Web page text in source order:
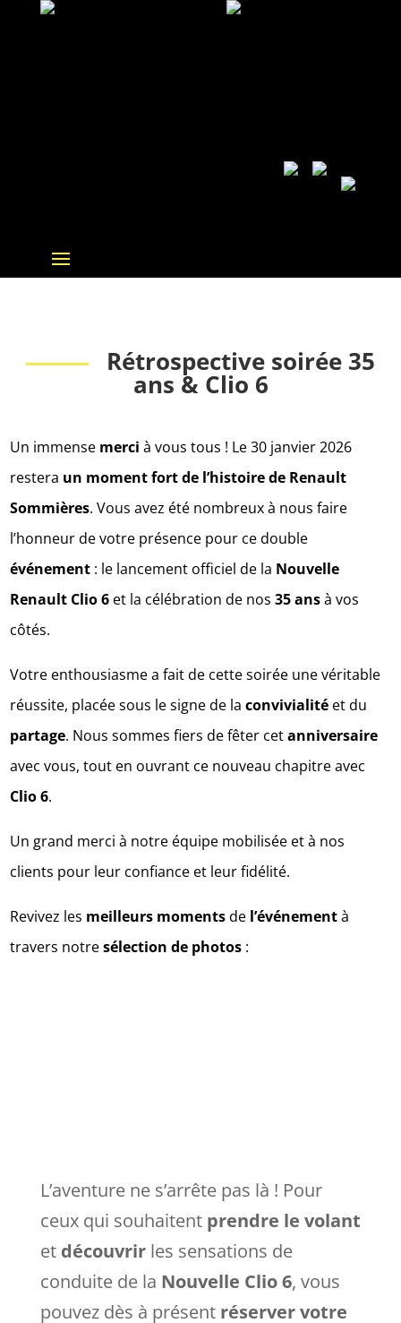
Rétrospective soirée 35
ans & Clio 6
Un immense merci à vous tous ! Le 30 janvier 2026
restera un moment fort de l’histoire de Renault
Sommières. Vous avez été nombreux à nous faire
l’honneur de votre présence pour ce double
événement : le lancement officiel de la Nouvelle
Renault Clio 6 et la célébration de nos35 ansà vos
côtés.
Votre enthousiasme a fait de cette soirée une véritable
réussite, placée sous le signe de laconvivialité et du
partage. Nous sommes fiers de fêter cetanniversaire
avec vous, tout en ouvrant ce nouveau chapitre avec
Clio 6.
Un grand merci à notre équipe mobilisée et à nos
clients pour leur confiance et leur fidélité.
Revivez les meilleurs momentsde l’événementà
travers notresélection de photos :
L’aventure ne s’arrête pas là ! Pour
ceux qui souhaitent prendre le volant
et découvrirles sensations de
conduite de la Nouvelle Clio 6, vous
pouvez dès à présent réserver votre